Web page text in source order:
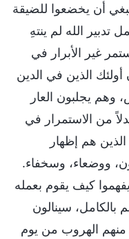
أن يخضعوا للضيقة
الله لم ينتهِ
غير الأبرار في
أولئك الذين في الدين
يجلبون العار
من الاستمرار في
هم إظهار
ووضعاء، وسخفاء.
كيف يقوم بعمله
بالكامل، سينالون
الهروب من يوم